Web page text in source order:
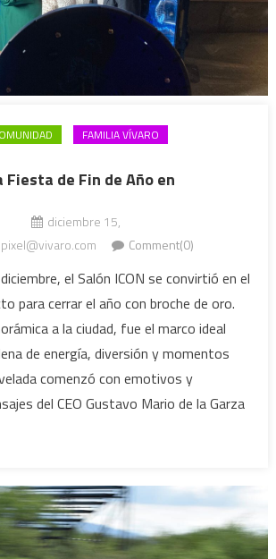
FAMILIA VÍVARO
Fiesta de Fin de Año en
diciembre 15,
pixel@vivaro.com Comment(0)
el Salón ICON se convirtió en el
para cerrar el año con broche de oro.
a la ciudad, fue el marco ideal
de energía, diversión y momentos
comenzó con emotivos y
del CEO Gustavo Mario de la Garza